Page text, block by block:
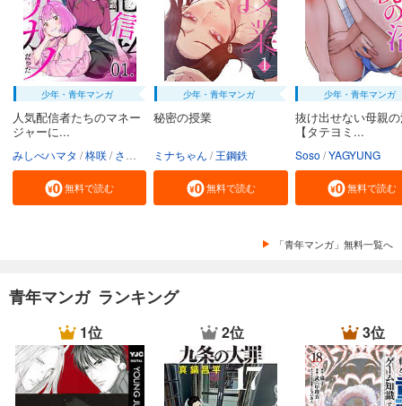
少年・青年マンガ
人気配信者たちのマネー
ジャーに...
みしべハマタ 柊咲 さかむけ
無料で読む
少年・青年マンガ
秘密の授業
ミナちゃん 王鋼鉄
無料で読む
少年・青年マンガ
抜け出せない母親
【タテヨミ...
Soso YAGYUNG
無料で読む
「青年マンガ」無料一覧へ
青年マンガ ランキング
1位 2位 3位